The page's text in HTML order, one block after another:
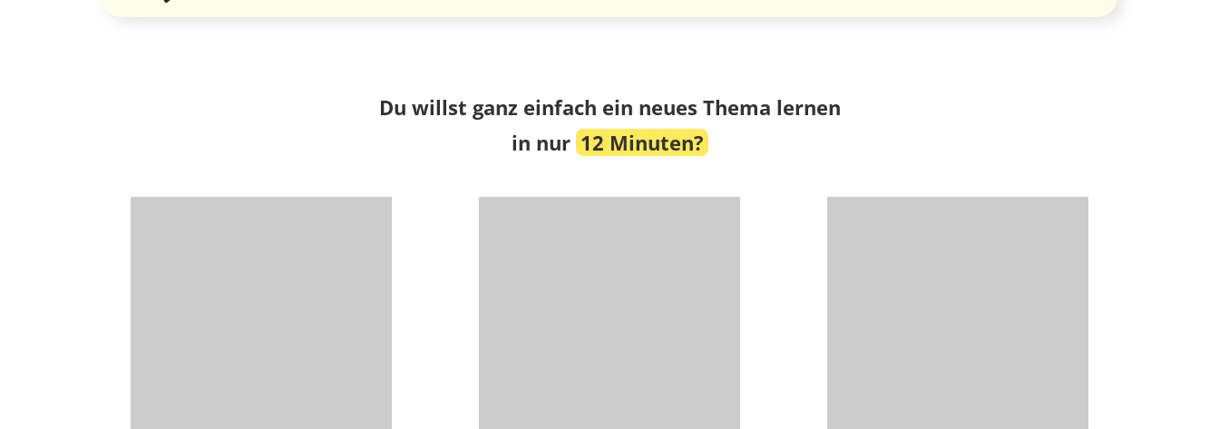
Du willst ganz einfach ein neues Thema lernen
in nur 12 Minuten?